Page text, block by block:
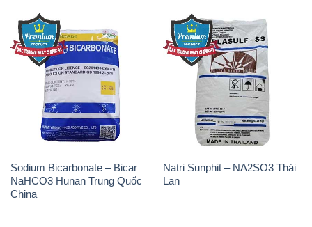
Sodium Bicarbonate – Bicar
NaHCO3 Hunan Trung Quốc
China
Natri Sunphit – NA2SO3 Thái
Lan